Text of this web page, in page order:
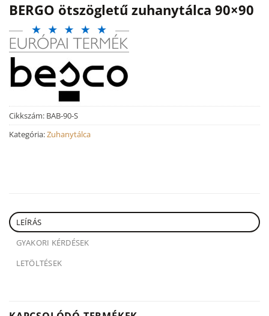
BERGO ötszögletű zuhanytálca 90×90
Cikkszám: BAB-90-S
Kategória:Zuhanytálca
LEÍRÁS
GYAKORI KÉRDÉSEK
LETÖLTÉSEK